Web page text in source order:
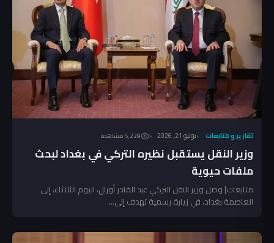
تقارير و متابعات يوليو 21, 2026 5٬229 مشاهدة
وزير النقل يستقبل نظيره التركي في بغداد لبحث
ملفات حيوية
متابعات| وصل وزير النقل التركي عبد القادر أورال، اليوم الثلاثاء، إلى
العاصمة بغداد، في زيارة رسمية تهدف إلى...